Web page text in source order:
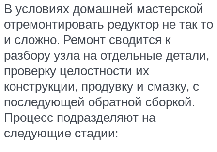
В условиях домашней мастерской
отремонтировать редуктор не так то
и сложно. Ремонт сводится к
разбору узла на отдельные детали,
проверку целостности их
конструкции, продувку и смазку, с
последующей обратной сборкой.
Процесс подразделяют на
следующие стадии: